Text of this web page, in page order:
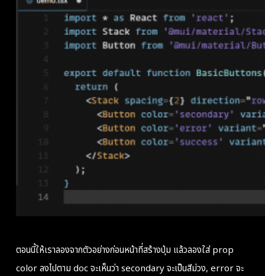
ตอนนี้ให้เราลองจากตัวอย่างก่อนหน้าที่สร้างปุ่ม แล้วลองใส่ prop
color ลงไปตาม doc จะเห็นว่า secondary จะเป็นสีม่วง, error จะ